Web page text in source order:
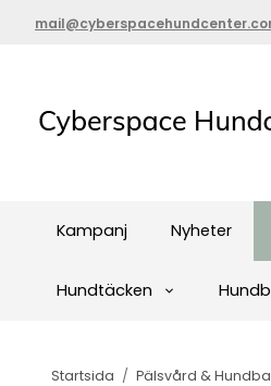
Kampanj Nyheter
Hundtäcken
Startsida / Pälsvård &